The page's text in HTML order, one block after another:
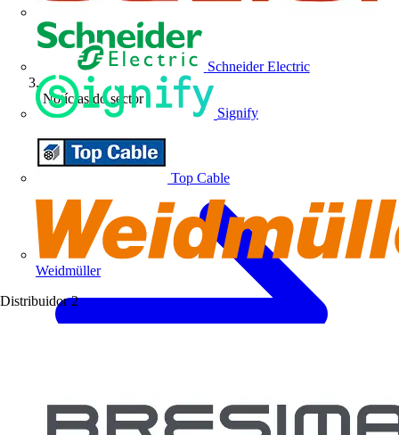
Schneider Electric
Signify
Top Cable
Weidmüller
Distribuidor 2
Notícias do sector